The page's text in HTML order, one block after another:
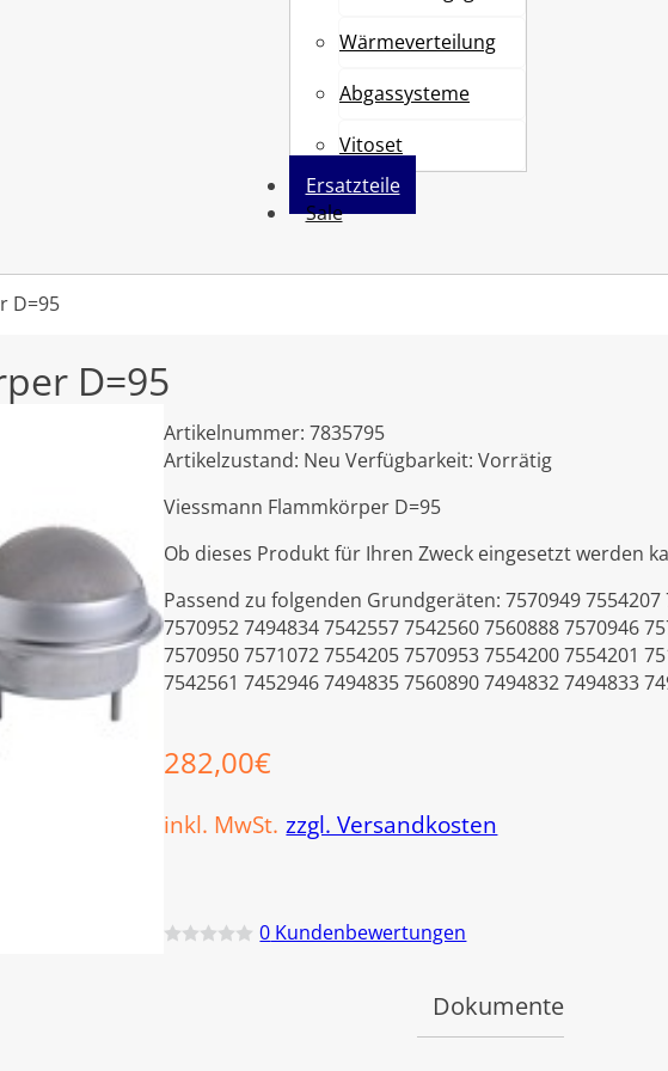
Wärmeverteilung
Abgassysteme
Vitoset
Ersatzteile
Sale
D=95
D=95
Artikelnummer:7835795
Artikelzustand: Neu Verfügbarkeit:Vorrätig
Viessmann Flammkörper D=95
Ob dieses Produkt für Ihren Zweck eingesetzt werden
Passend zu folgenden Grundgeräten: 7570949
7570952 7494834 7542557 7542560 7560888 7570946
7570950 7571072 7554205 7570953 7554200 7554201
7542561 7452946 7494835 7560890 7494832 7494833
282,00€
inkl. MwSt. zzgl. Versandkosten
0 Kundenbewertungen
Dokumente